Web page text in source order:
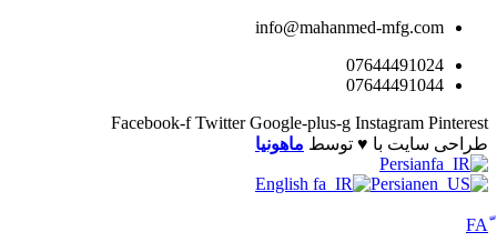
info@mahanmed-mfg.com
07644491024
07644491044
Facebook-f Twitter Google-plus-g Instagram Pinterest
طراحی سایت با ♥️ توسط ماهونیا
Persian
English
Persian